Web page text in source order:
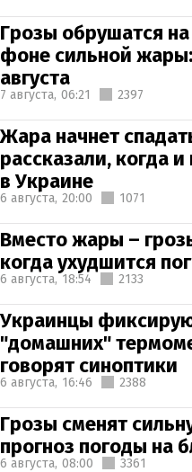
Грозы обрушатся
фоне сильной
августа
7 августа, 06:21 2397
Жара начнет
рассказали, когда
в Украине
6 августа, 20:00 1071
Вместо жары –
когда ухудшится
6 августа, 18:54 2133
Украинцы
"домашних"
говорят синоптики
6 августа, 16:46 2388
Грозы сменят
прогноз погоды на
6 августа, 08:00 3361